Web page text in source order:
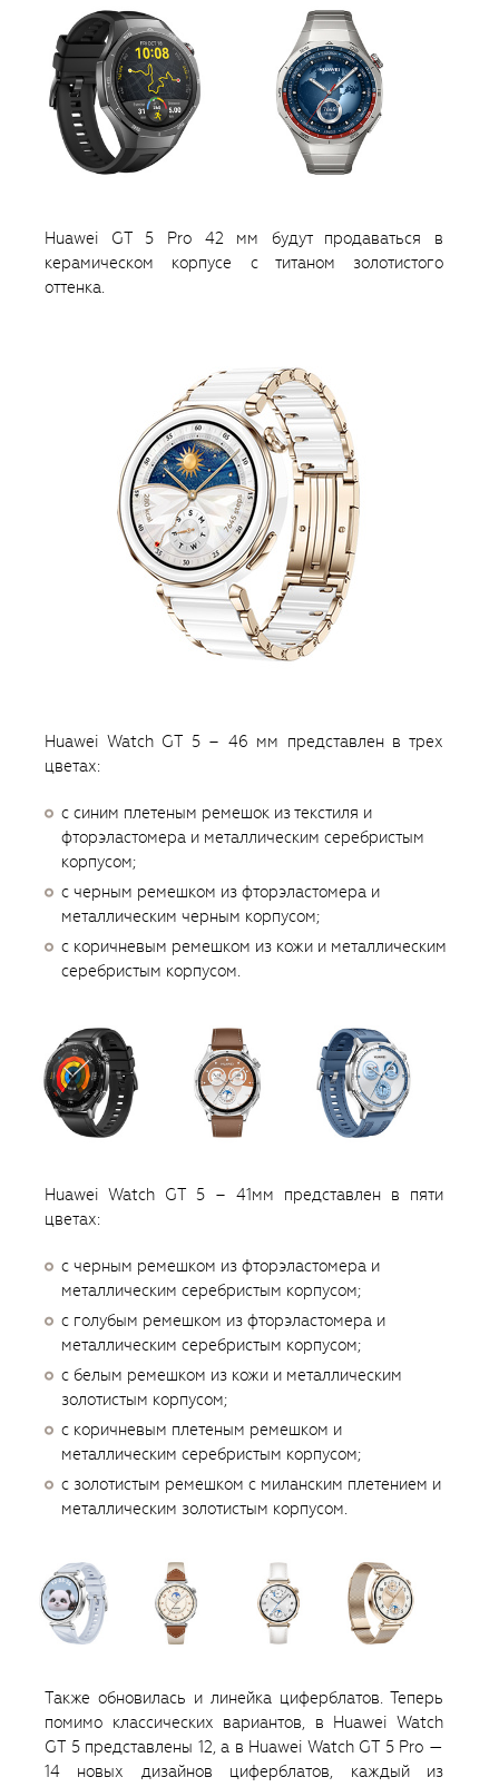
Huawei GT 5 Pro 42 мм будут продаваться в
керамическом корпусе с титаном золотистого
оттенка.
Huawei Watch GT 5 – 46 мм представлен в трех
цветах:
с синим плетеным ремешок из текстиля и
фторэластомера и металлическим серебристым
корпусом;
с черным ремешком из фторэластомера и
металлическим черным корпусом;
с коричневым ремешком из кожи и металлическим
серебристым корпусом.
Huawei Watch GT 5 – 41мм представлен в пяти
цветах:
с черным ремешком из фторэластомера и
металлическим серебристым корпусом;
с голубым ремешком из фторэластомера и
металлическим серебристым корпусом;
с белым ремешком из кожи и металлическим
золотистым корпусом;
с коричневым плетеным ремешком и
металлическим серебристым корпусом;
с золотистым ремешком с миланским плетением и
металлическим золотистым корпусом.
Также обновилась и линейка циферблатов. Теперь
помимо классических вариантов, в Huawei Watch
GT 5 представлены 12, а в Huawei Watch GT 5 Pro —
14 новых дизайнов циферблатов, каждый из